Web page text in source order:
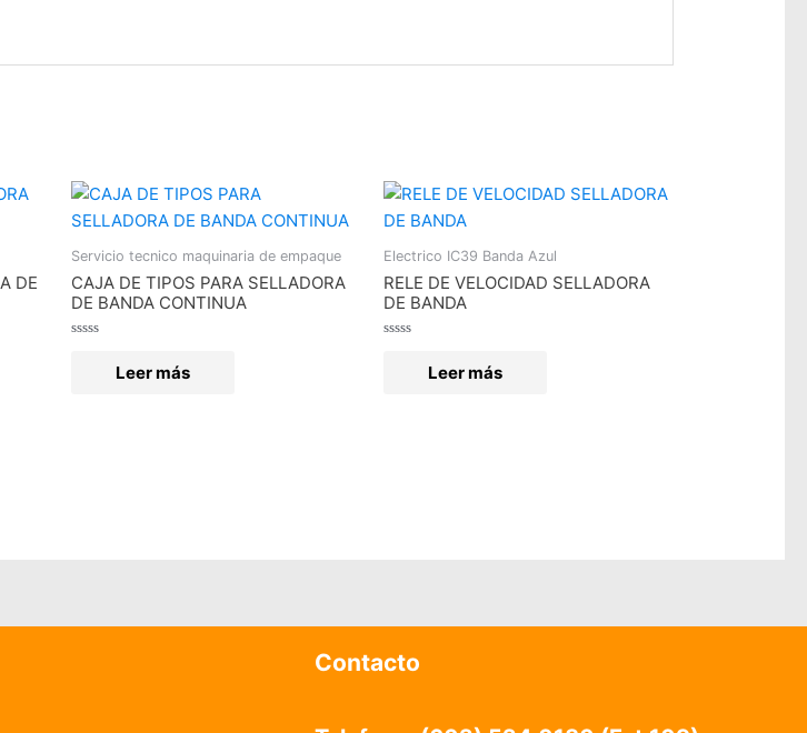
DE
Servicio tecnico maquinaria de empaque
CAJA DE TIPOS PARA SELLADORA
DE BANDA CONTINUA
Leer más
Electrico IC39 Banda Azul
RELE DE VELOCIDAD SELLADORA
DE BANDA
Leer más
Contacto